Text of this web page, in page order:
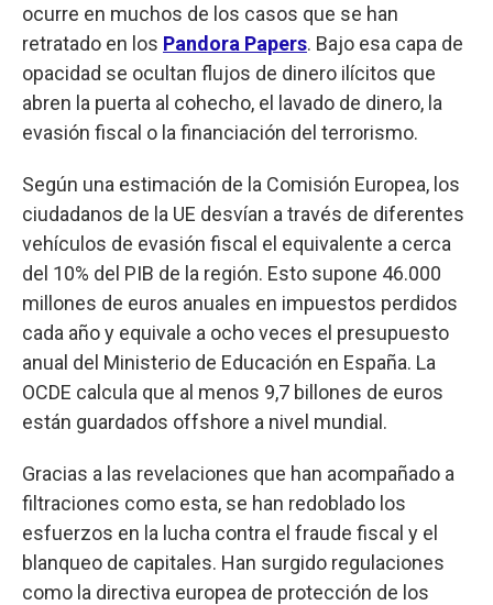
ocurre en muchos de los casos que se han
retratado en los Pandora Papers. Bajo esa capa de
opacidad se ocultan flujos de dinero ilícitos que
abren la puerta al cohecho, el lavado de dinero, la
evasión fiscal o la financiación del terrorismo.
Según una estimación de la Comisión Europea, los
ciudadanos de la UE desvían a través de diferentes
vehículos de evasión fiscal el equivalente a cerca
del 10% del PIB de la región. Esto supone 46.000
millones de euros anuales en impuestos perdidos
cada año y equivale a ocho veces el presupuesto
anual del Ministerio de Educación en España. La
OCDE calcula que al menos 9,7 billones de euros
están guardados offshore a nivel mundial.
Gracias a las revelaciones que han acompañado a
filtraciones como esta, se han redoblado los
esfuerzos en la lucha contra el fraude fiscal y el
blanqueo de capitales. Han surgido regulaciones
como la directiva europea de protección de los